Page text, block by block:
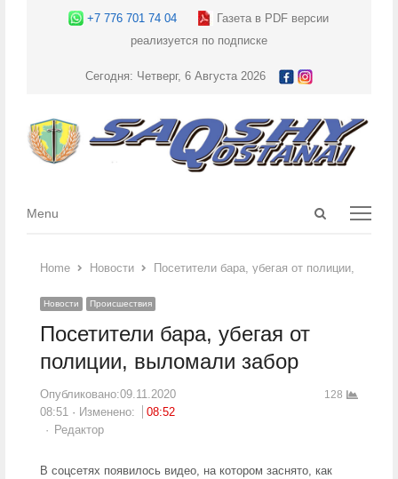
+7 776 701 74 04
Газета в PDF версии
реализуется по подписке
Сегодня: Четверг, 6 Августа 2026
Open
Menu
Menu
Home Новости Посетители бара, убегая от полиции,
Новости Происшествия
Посетители бара, убегая от
полиции, выломали забор
Опубликовано:09.11.2020
08:51
Изменено:
08:52
Author
Редактор
128
В соцсетях появилось видео, на котором заснято, как